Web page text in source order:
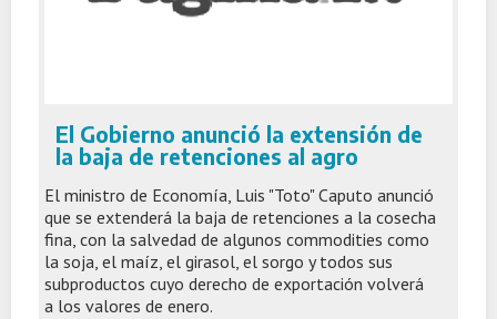
El Gobierno anunció la extensión de
la baja de retenciones al agro
El ministro de Economía, Luis "Toto" Caputo anunció
que se extenderá la baja de retenciones a la cosecha
fina, con la salvedad de algunos commodities como
la soja, el maíz, el girasol, el sorgo y todos sus
subproductos cuyo derecho de exportación volverá
a los valores de enero.